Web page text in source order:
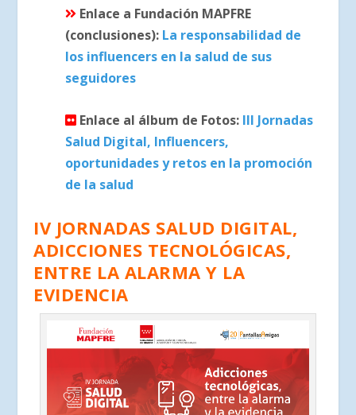
Enlace a Fundación MAPFRE
(conclusiones): La responsabilidad de
los influencers en la salud de sus
seguidores
Enlace al álbum de Fotos: III Jornadas
Salud Digital, Influencers,
oportunidades y retos en la promoción
de la salud
IV JORNADAS SALUD DIGITAL,
ADICCIONES TECNOLÓGICAS,
ENTRE LA ALARMA Y LA
EVIDENCIA